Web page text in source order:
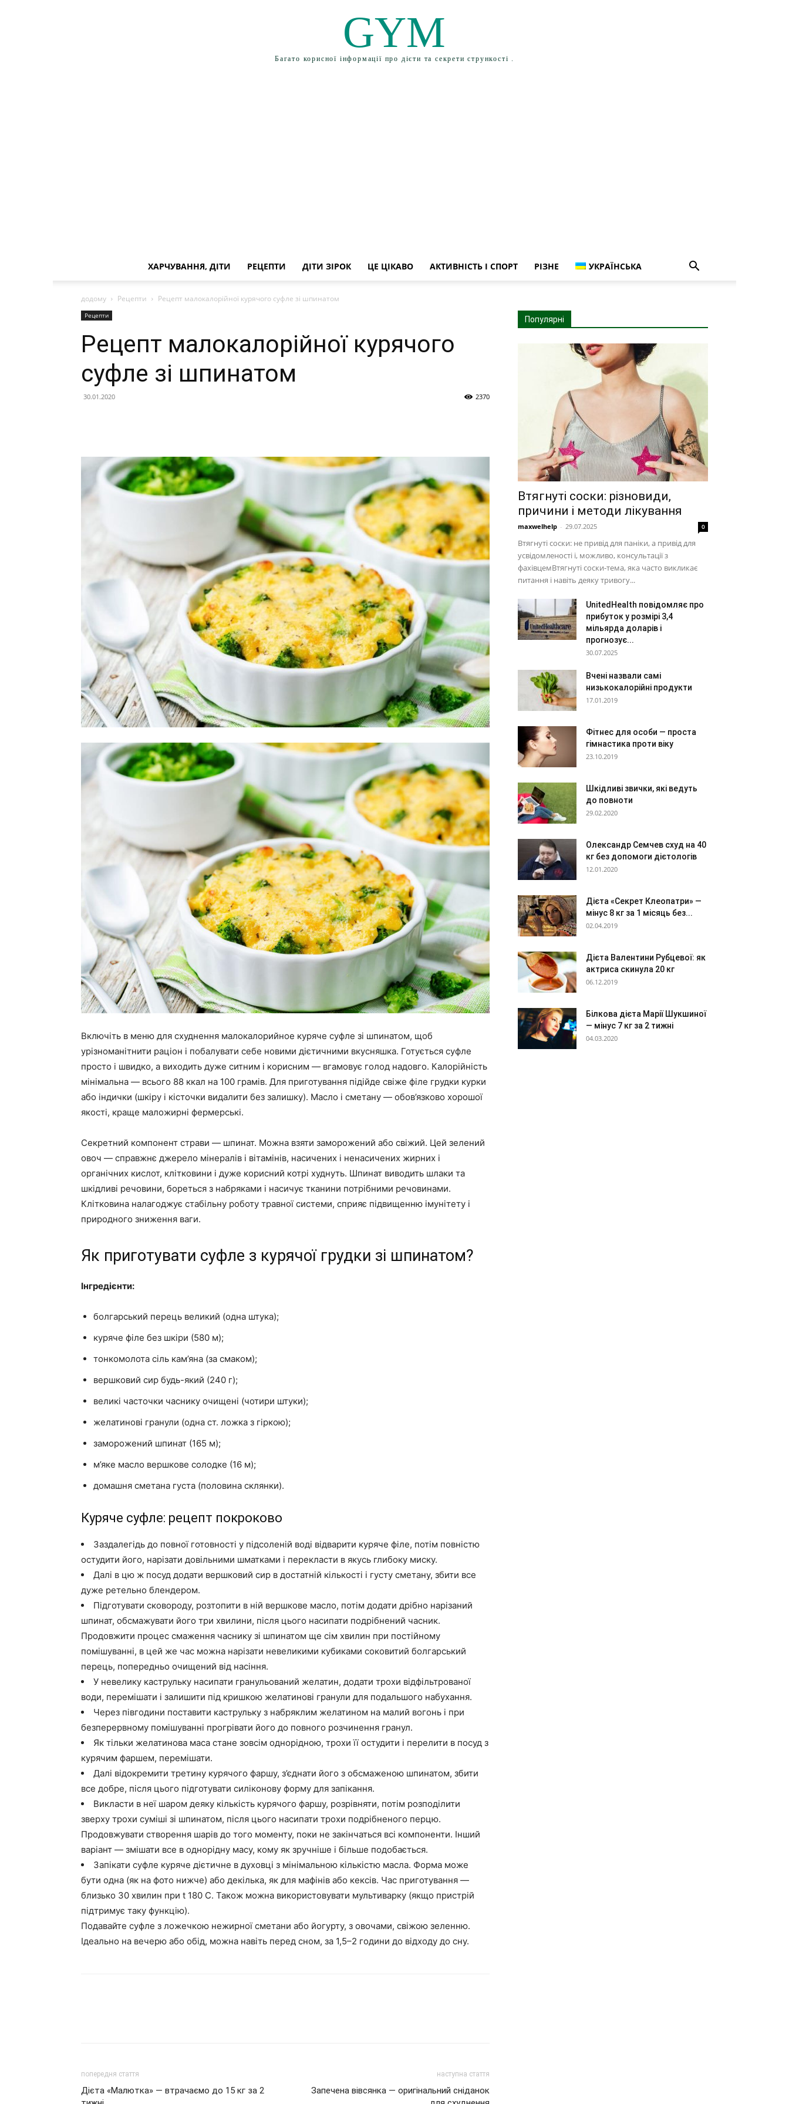
GYM
Багато корисної інформації про дієти та секрети стрункості .
ХАРЧУВАННЯ, ДІТИ РЕЦЕПТИ ДІТИ ЗІРОК ЦЕ ЦІКАВО АКТИВНІСТЬ І СПОРТ РІЗНЕ УКРАЇНСЬКА
додому Рецепти Рецепт малокалорійної курячого суфле зі шпинатом
Рецепти
Рецепт малокалорійної курячого
суфле зі шпинатом
30.01.2020 2370
Включіть в меню для схуднення малокалорийное куряче суфле зі шпинатом, щоб
урізноманітнити раціон і побалувати себе новими дієтичними вкусняшка. Готується суфле
просто і швидко, а виходить дуже ситним і корисним — вгамовує голод надовго. Калорійність
мінімальна — всього 88 ккал на 100 грамів. Для приготування підійде свіже філе грудки курки
або індички (шкіру і кісточки видалити без залишку). Масло і сметану — обов’язково хорошої
якості, краще маложирні фермерські.
Секретний компонент страви — шпинат. Можна взяти заморожений або свіжий. Цей зелений
овоч — справжнє джерело мінералів і вітамінів, насичених і ненасичених жирних і
органічних кислот, клітковини і дуже корисний котрі худнуть. Шпинат виводить шлаки та
шкідливі речовини, бореться з набряками і насичує тканини потрібними речовинами.
Клітковина налагоджує стабільну роботу травної системи, сприяє підвищенню імунітету і
природного зниження ваги.
Як приготувати суфле з курячої грудки зі шпинатом?
Інгредієнти:
болгарський перець великий (одна штука);
куряче філе без шкіри (580 м);
тонкомолота сіль кам’яна (за смаком);
вершковий сир будь-який (240 г);
великі часточки часнику очищені (чотири штуки);
желатинові гранули (одна ст. ложка з гіркою);
заморожений шпинат (165 м);
м’яке масло вершкове солодке (16 м);
домашня сметана густа (половина склянки).
Куряче суфле: рецепт покроково
Заздалегідь до повної готовності у підсоленій воді відварити куряче філе, потім повністю
остудити його, нарізати довільними шматками і перекласти в якусь глибоку миску.
Далі в цю ж посуд додати вершковий сир в достатній кількості і густу сметану, збити все
дуже ретельно блендером.
Підготувати сковороду, розтопити в ній вершкове масло, потім додати дрібно нарізаний
шпинат, обсмажувати його три хвилини, після цього насипати подрібнений часник.
Продовжити процес смаження часнику зі шпинатом ще сім хвилин при постійному
помішуванні, в цей же час можна нарізати невеликими кубиками соковитий болгарський
перець, попередньо очищений від насіння.
У невелику каструльку насипати гранульований желатин, додати трохи відфільтрованої
води, перемішати і залишити під кришкою желатинові гранули для подальшого набухання.
Через півгодини поставити каструльку з набряклим желатином на малий вогонь і при
безперервному помішуванні прогрівати його до повного розчинення гранул.
Як тільки желатинова маса стане зовсім однорідною, трохи її остудити і перелити в посуд з
курячим фаршем, перемішати.
Далі відокремити третину курячого фаршу, з’єднати його з обсмаженою шпинатом, збити
все добре, після цього підготувати силіконову форму для запікання.
Викласти в неї шаром деяку кількість курячого фаршу, розрівняти, потім розподілити
зверху трохи суміші зі шпинатом, після цього насипати трохи подрібненого перцю.
Продовжувати створення шарів до того моменту, поки не закінчаться всі компоненти. Інший
варіант — змішати все в однорідну масу, кому як зручніше і більше подобається.
Запікати суфле куряче дієтичне в духовці з мінімальною кількістю масла. Форма може
бути одна (як на фото нижче) або декілька, як для мафінів або кексів. Час приготування —
близько 30 хвилин при t 180 С. Також можна використовувати мультиварку (якщо пристрій
підтримує таку функцію).
Подавайте суфле з ложечкою нежирної сметани або йогурту, з овочами, свіжою зеленню.
Ідеально на вечерю або обід, можна навіть перед сном, за 1,5–2 години до відходу до сну.
попередня стаття
Дієта «Малютка» — втрачаємо до 15 кг за 2
наступна стаття
Запечена вівсянка — оригінальний сніданок
Популярні
Втягнуті соски: різновиди,
причини і методи лікування
maxwelhelp - 29.07.2025 0
Втягнуті соски: не привід для паніки, а привід для
усвідомленості і, можливо, консультації з
фахівцемВтягнуті соски-тема, яка часто викликає
питання і навіть деяку тривогу...
UnitedHealth повідомляє про
прибуток у розмірі 3,4
мільярда доларів і
прогнозує...
30.07.2025
Вчені назвали самі
низькокалорійні продукти
17.01.2019
Фітнес для особи — проста
гімнастика проти віку
23.10.2019
Шкідливі звички, які ведуть
до повноти
29.02.2020
Олександр Семчев схуд на 40
кг без допомоги дієтологів
12.01.2020
Дієта «Секрет Клеопатри» —
мінус 8 кг за 1 місяць без...
02.04.2019
Дієта Валентини Рубцевої: як
актриса скинула 20 кг
06.12.2019
Білкова дієта Марії Шукшиної
— мінус 7 кг за 2 тижні
04.03.2020